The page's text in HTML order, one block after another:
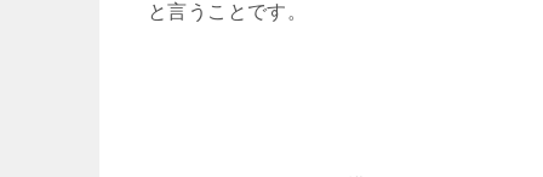
と言うことです。